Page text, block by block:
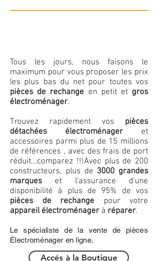
Tous les jours, nous faisons le
maximum pour vous proposer les prix
les plus bas du net pour toutes vos
pièces de rechange en petit et gros
électroménager.
Trouvez rapidement vos pièces
détachées électroménager et
accessoires parmi plus de 15 millions
de références , avec des frais de port
réduit...comparez !!!Avec plus de 200
constructeurs, plus de 3000 grandes
marques et l'assurance d'une
disponibilité à plus de 95% de vos
pièces de rechange pour votre
appareil électroménager à réparer.
Le spécialiste de la vente de pièces
Électroménager en ligne.
Accés à la Boutique